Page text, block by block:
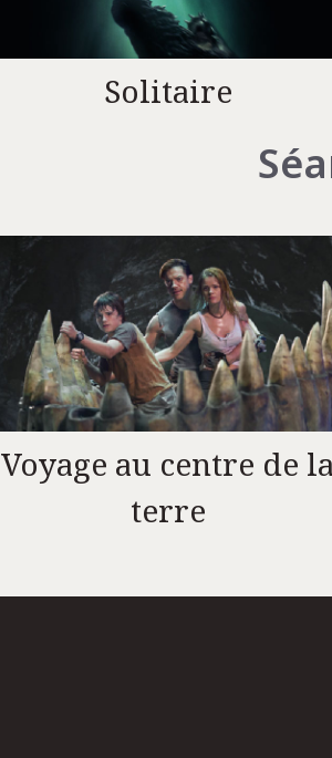
Solitaire
Voyage au centre de la
terre